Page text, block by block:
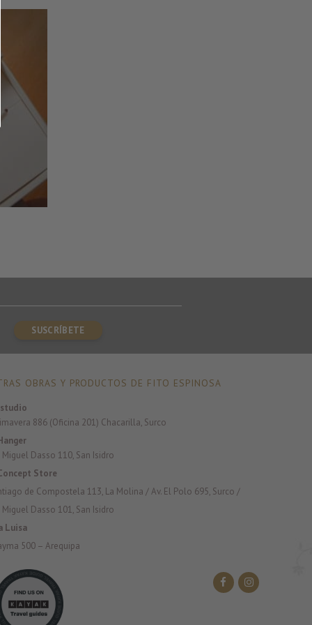
OBRAS Y PRODUCTOS DE FITO ESPINOSA
886 (Oficina 201) Chacarilla, Surco
Dasso 110, San Isidro
Store
de Compostela 113, La Molina / Av. El Polo 695, Surco /
Dasso 101, San Isidro
Luisa
500 – Arequipa